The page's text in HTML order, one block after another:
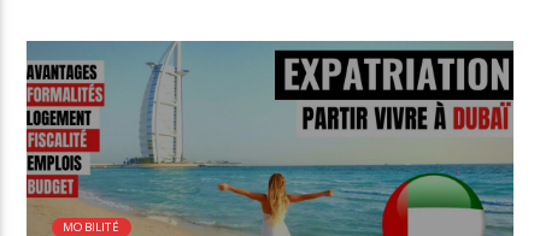
00:24 READ TIME
MOBILITÉ